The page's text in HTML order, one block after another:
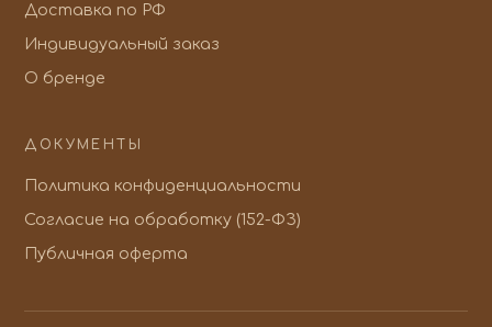
Доставка по РФ
Индивидуальный заказ
О бренде
ДОКУМЕНТЫ
Политика конфиденциальности
Согласие на обработку (152-ФЗ)
Публичная оферта